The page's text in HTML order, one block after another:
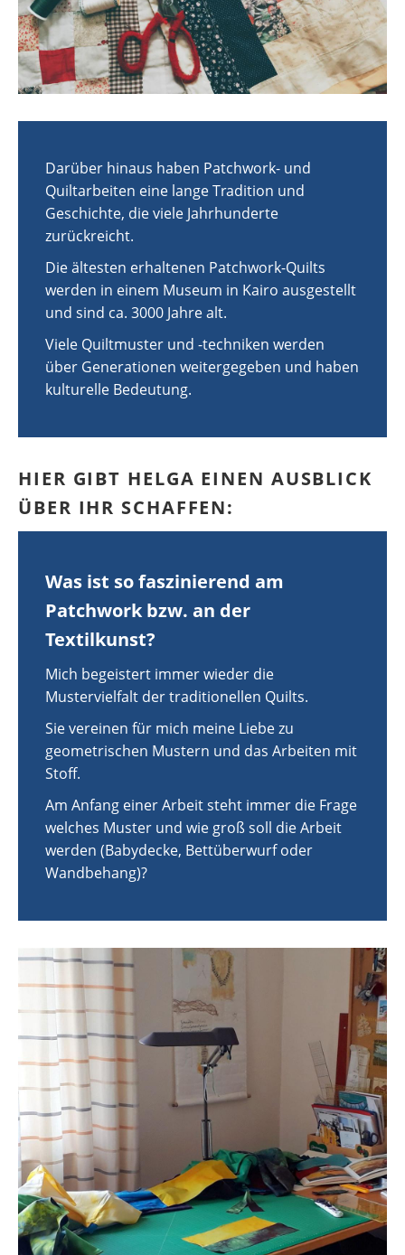
Darüber hinaus haben Patchwork- und
Quiltarbeiten eine lange Tradition und
Geschichte, die viele Jahrhunderte
zurückreicht.
Die ältesten erhaltenen Patchwork-Quilts
werden in einem Museum in Kairo ausgestellt
und sind ca. 3000 Jahre alt.
Viele Quiltmuster und -techniken werden
über Generationen weitergegeben und haben
kulturelle Bedeutung.
HIER GIBT HELGA EINEN AUSBLICK
ÜBER IHR SCHAFFEN:
Was ist so faszinierend am
Patchwork bzw. an der
Textilkunst?
Mich begeistert immer wieder die
Mustervielfalt der traditionellen Quilts.
Sie vereinen für mich meine Liebe zu
geometrischen Mustern und das Arbeiten mit
Stoff.
Am Anfang einer Arbeit steht immer die Frage
welches Muster und wie groß soll die Arbeit
werden (Babydecke, Bettüberwurf oder
Wandbehang)?